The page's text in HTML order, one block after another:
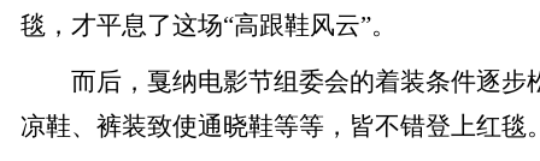
毯，才平息了这场“高跟鞋风云”。
而后，戛纳电影节组委会的着装条件逐步
凉鞋、裤装致使通晓鞋等等，皆不错登上红毯